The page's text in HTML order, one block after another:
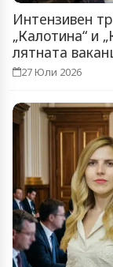
Интензивен
„Калотина“ и
лятната
27 Юли 2026